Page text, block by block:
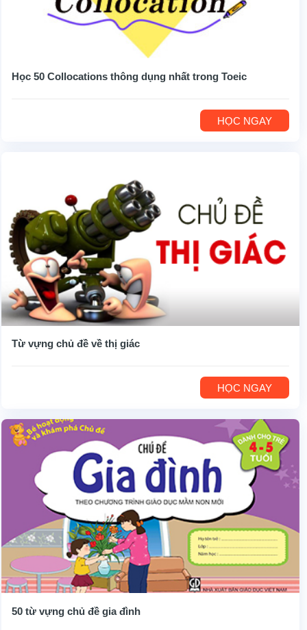
Học 50 Collocations thông dụng nhất trong Toeic
HỌC NGAY
Từ vựng chủ đề về thị giác
HỌC NGAY
50 từ vựng chủ đề gia đình